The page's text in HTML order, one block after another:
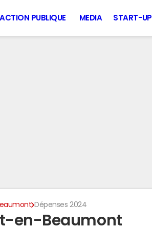
ACTION PUBLIQUE MEDIA START-UP
Dépenses 2024
en-Beaumont